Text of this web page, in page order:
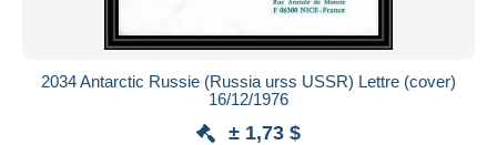
2034 Antarctic Russie (Russia urss USSR) Lettre (cover)
16/12/1976
± 1,73 $